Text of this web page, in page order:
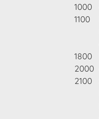
1000
1100
1800
2000
2100